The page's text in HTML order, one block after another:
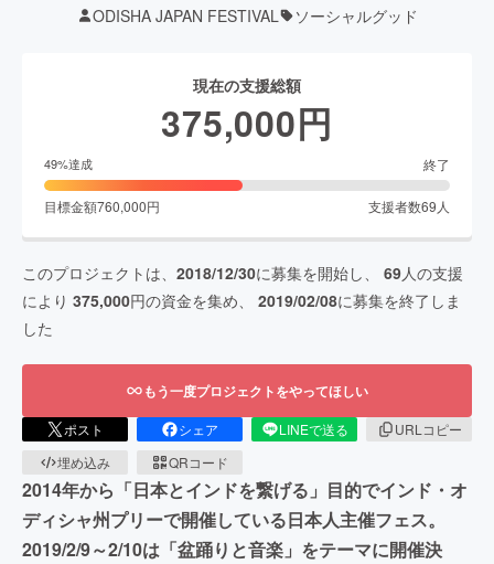
ODISHA JAPAN FESTIVAL ソーシャルグッド
現在の支援総額
375,000円
49%達成 終了
目標金額760,000円 支援者数69 人
このプロジェクトは、 2018/12/30に募集を開始し、 69人の支援
により 375,000円の資金を集め、 2019/02/08に募集を終了しま
した
もう一度プロジェクトをやってほしい
ポスト シェア LINEで送る
URLコピー
埋め込み
QRコード
2014年から「日本とインドを繋げる」目的でインド・オ
ディシャ州プリーで開催している日本人主催フェス。
2019/2/9～2/10は「盆踊りと音楽」をテーマに開催決